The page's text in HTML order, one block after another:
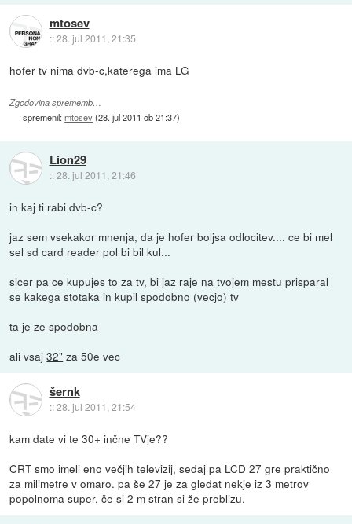
mtosev
::28. jul 2011, 21:35
hofer tv nima dvb-c,katerega ima LG
Zgodovina sprememb…
spremenil:mtosev(28. jul 2011 ob 21:37)
Lion29
::28. jul 2011, 21:46
in kaj ti rabi dvb-c?
jaz sem vsekakor mnenja, da je hofer boljsa odlocitev.... ce bi mel
sel sd card reader pol bi bil kul...
sicer pa ce kupujes to za tv, bi jaz raje na tvojem mestu prisparal
se kakega stotaka in kupil spodobno (vecjo) tv
ta je ze spodobna
ali vsaj32" za 50e vec
šernk
::28. jul 2011, 21:54
kam date vi te 30+ inčne TVje??
CRT smo imeli eno večjih televizij, sedaj pa LCD 27 gre praktično
za milimetre v omaro. pa še 27 je za gledat nekje iz 3 metrov
popolnoma super, če si 2 m stran si že preblizu.